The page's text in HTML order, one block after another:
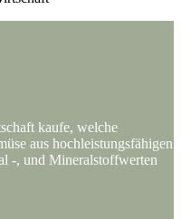
kaufe, welche
aus hochleistungsfähigen
-, und Mineralstoffwerten